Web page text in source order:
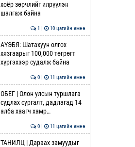
хоёр зөрчлийг илрүүлэн
шалгаж байна
1 | 10 цагийн өмнө
АҮЭБЯ: Шатахуун олгох
хязгаарыг 100,000 төгрөгт
хүргэхээр судалж байна
0 | 11 цагийн өмнө
ОБЕГ | Олон улсын туршлага
судлах сургалт, дадлагад 14
алба хаагч хамр…
0 | 11 цагийн өмнө
ТАНИЛЦ | Дараах замуудыг